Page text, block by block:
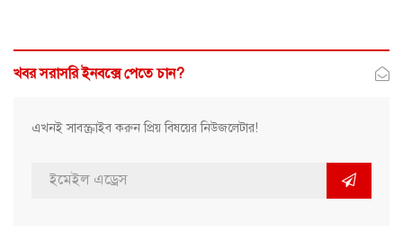
খবর সরাসরি ইনবক্সে পেতে চান?
এখনই সাবস্ক্রাইব করুন প্রিয় বিষয়ের নিউজলেটার!